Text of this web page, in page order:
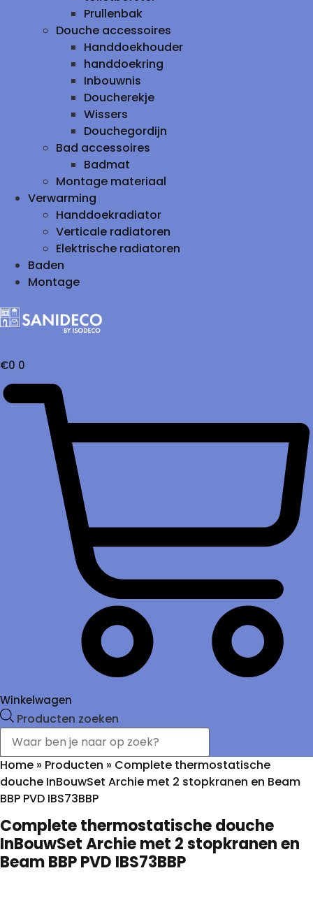
Prullenbak
Douche accessoires
Handdoekhouder
handdoekring
Inbouwnis
Doucherekje
Wissers
Douchegordijn
Bad accessoires
Badmat
Montage materiaal
Verwarming
Handdoekradiator
Verticale radiatoren
Elektrische radiatoren
Baden
Montage
€0 0
Winkelwagen
Producten zoeken
Home » Producten » Complete thermostatische
douche InBouwSet Archie met 2 stopkranen en Beam
BBP PVD IBS73BBP
Complete thermostatische douche
InBouwSet Archie met 2 stopkranen en
Beam BBP PVD IBS73BBP